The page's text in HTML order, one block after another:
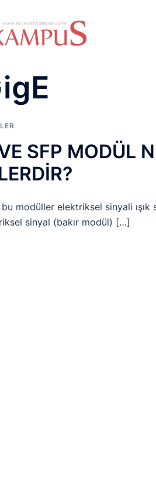
SFP MODÜL
bu modüller elektriksel sinyali
sinyal (bakır modül) […]